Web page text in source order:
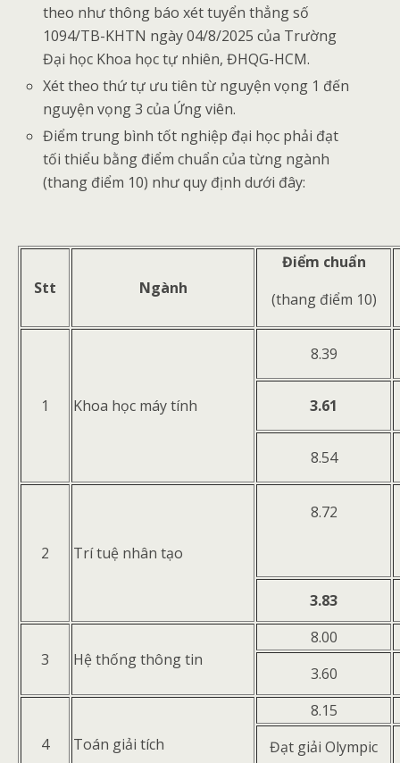
theo như thông báo xét tuyển thẳng số
1094/TB-KHTN ngày 04/8/2025 của Trường
Đại học Khoa học tự nhiên, ĐHQG-HCM.
Xét theo thứ tự ưu tiên từ nguyện vọng 1 đến
nguyện vọng 3 của Ứng viên.
Điểm trung bình tốt nghiệp đại học phải đạt
tối thiểu bằng điểm chuẩn của từng ngành
(thang điểm 10) như quy định dưới đây:
Stt Ngành
Điểm chuẩn
(thang điểm 10)
1 Khoa học máy tính
8.39
3.61
8.54
2 Trí tuệ nhân tạo
8.72
3.83
3 Hệ thống thông tin
8.00
3.60
4 Toán giải tích
8.15
Đạt giải Olympic